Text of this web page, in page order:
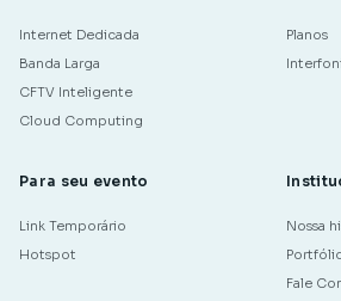
Internet Dedicada
Banda Larga
CFTV Inteligente
Cloud Computing
Planos
Para seu evento
Link Temporário
Hotspot
Nossa
Fale